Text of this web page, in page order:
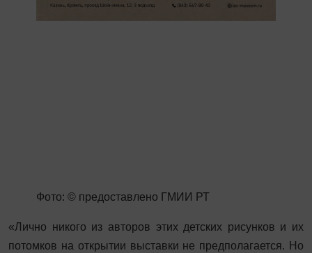
Фото: © предоставлено ГМИИ РТ
«Лично никого из авторов этих детских рисунков и их
потомков на открытии выставки не предполагается. Но